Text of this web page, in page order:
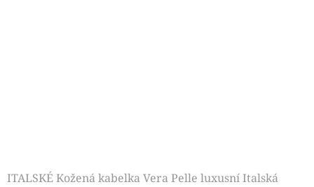
ITALSKÉ Kožená kabelka Vera Pelle luxusní Italská